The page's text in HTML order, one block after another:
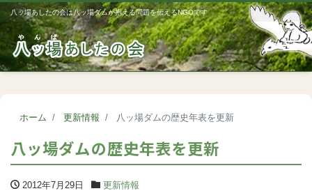
八ッ場あしたの会は八ッ場ダムが抱える問題を伝えるNGOです
ホーム 更新情報 八ッ場ダムの歴史年表を更新
八ッ場ダムの歴史年表を更新
2012年7月29日 更新情報